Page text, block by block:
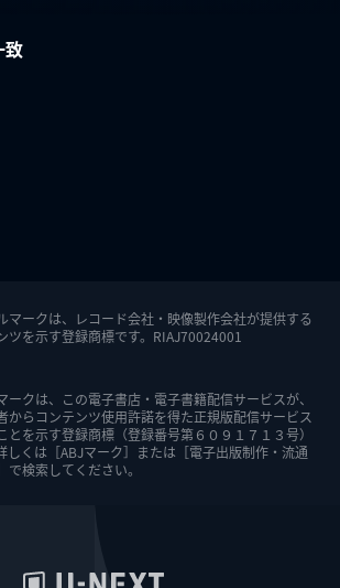
致
マークは、レコード会社・映像製作会社が提供する
ツを示す登録商標です。RIAJ70024001
ークは、この電子書店・電子書籍配信サービスが、
からコンテンツ使用許諾を得た正規版配信サービス
とを示す登録商標（登録番号第６０９１７１３号）
しくは［ABJマーク］または［電子出版制作・流通
で検索してください。